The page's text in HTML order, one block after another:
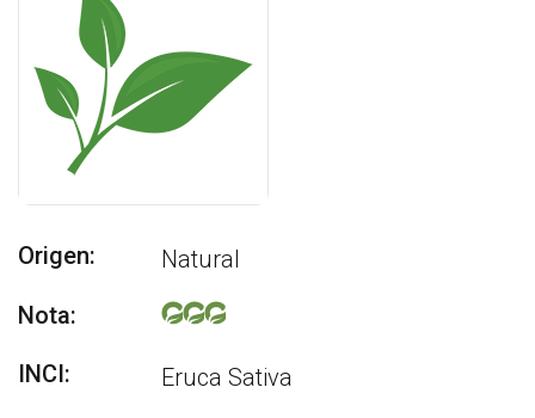
Origen:
Natural
Nota:
INCI:
Eruca Sativa